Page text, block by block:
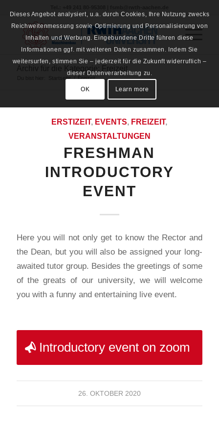
Startseite / Freizeit
ERSTIZEIT, EVENTS, FREIZEIT,
VERANSTALTUNGEN
FRESHMAN
INTRODUCTORY
EVENT
Here you will not only get to know the Rector and
the Dean, but you will also be assigned your long-
awaited tutor group. Besides the greetings of some
of the greats of our university, we will welcome
you with a funny and entertaining live event.
Introductory event on zoom
26. OKTOBER 2020
Dieses Angebot analysiert, u.a. durch Cookies, Ihre Nutzung zwecks
Reichweitenmessung sowie Optimierung und Personalisierung von
Inhalten und Werbung. Eingebundene Dritte führen diese
Informationen ggf. mit weiteren Daten zusammen. Indem Sie
weitersurfen, stimmen Sie – jederzeit für die Zukunft widerruflich –
dieser Datenverarbeitung zu.
OK Learn more